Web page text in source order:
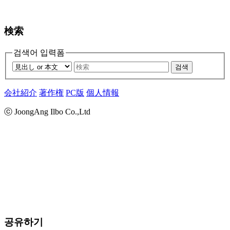
検索
검색어 입력폼
검색
会社紹介 著作権 PC版 個人情報
ⓒ JoongAng Ilbo Co.,Ltd
공유하기